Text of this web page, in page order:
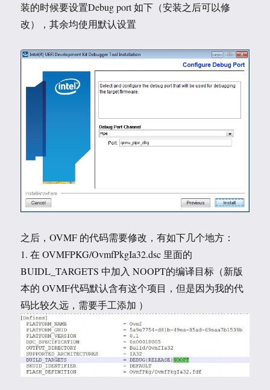
装的时候要设置Debug port 如下（安装之后可以修
改），其余均使用默认设置
之后，OVMF 的代码需要修改，有如下几个地方：
1. 在 OVMFPKG/OvmfPkgIa32.dsc 里面的
BUIDL_TARGETS 中加入 NOOPT的编译目标（新版
本的 OVMF代码默认含有这个项目，但是因为我的代
码比较久远，需要手工添加 ）